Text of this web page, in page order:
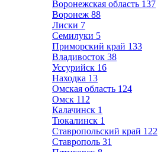
Воронежская область 137
Воронеж 88
Лиски 7
Семилуки 5
Приморский край 133
Владивосток 38
Уссурийск 16
Находка 13
Омская область 124
Омск 112
Калачинск 1
Тюкалинск 1
Ставропольский край 122
Ставрополь 31